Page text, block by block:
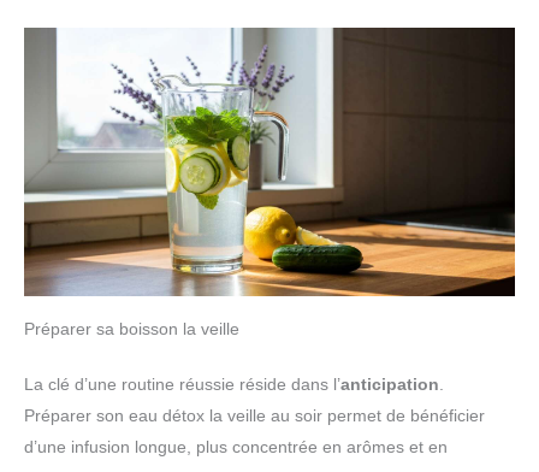
Préparer sa boisson la veille
La clé d’une routine réussie réside dans l’anticipation
Préparer son eau détox la veille au soir permet de bénéficier
d’une infusion longue, plus concentrée en arômes et en